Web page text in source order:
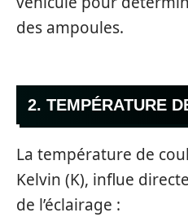
des ampoules.
2. TEMPÉRATURE
La température de
Kelvin (K), influe
de l’éclairage :